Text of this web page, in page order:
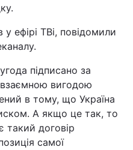
ефірі ТВі, повідомили
підписано за
вигодою
в тому, що Україна
А якщо це так, то
такий договір
самої